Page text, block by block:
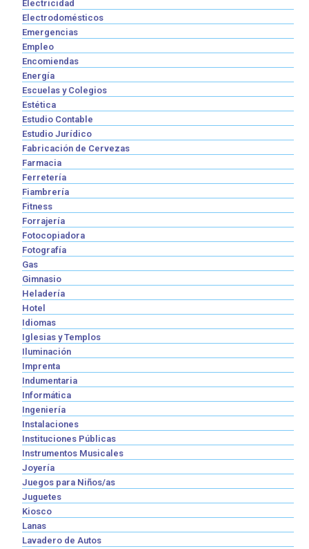
Electricidad
Electrodomésticos
Emergencias
Empleo
Encomiendas
Energía
Escuelas y Colegios
Estética
Estudio Contable
Estudio Jurídico
Fabricación de Cervezas
Farmacia
Ferretería
Fiambrería
Fitness
Forrajería
Fotocopiadora
Fotografía
Gas
Gimnasio
Heladería
Hotel
Idiomas
Iglesias y Templos
Iluminación
Imprenta
Indumentaria
Informática
Ingeniería
Instalaciones
Instituciones Públicas
Instrumentos Musicales
Joyería
Juegos para Niños/as
Juguetes
Kiosco
Lanas
Lavadero de Autos